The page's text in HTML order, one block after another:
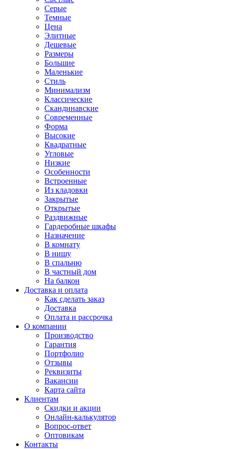
Серые
Темные
Цена
Элитные
Дешевые
Размеры
Большие
Маленькие
Стиль
Минимализм
Классические
Скандинавские
Современные
Форма
Высокие
Квадратные
Угловые
Низкие
Особенности
Встроенные
Из кладовки
Закрытые
Открытые
Раздвижные
Гардеробные шкафы
Назначение
В комнату
В нишу
В спальню
В частный дом
На балкон
Доставка и оплата
Как сделать заказ
Доставка
Оплата и рассрочка
О компании
Производство
Гарантия
Портфолио
Отзывы
Реквизиты
Вакансии
Карта сайта
Клиентам
Скидки и акции
Онлайн-калькулятор
Вопрос-ответ
Оптовикам
Контакты